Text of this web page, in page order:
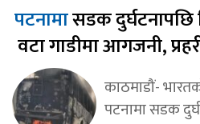
पटनामासडक दुर्घटनापछि
वटा गाडीमा आगजनी,
काठमाडौं-
पटनामा सडक